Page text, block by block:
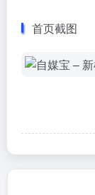
首页截图